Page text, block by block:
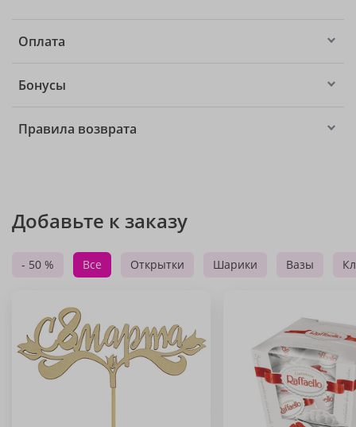
Оплата
Бонусы
Правила возврата
Добавьте к заказу
- 50 % Все Открытки Шарики Вазы